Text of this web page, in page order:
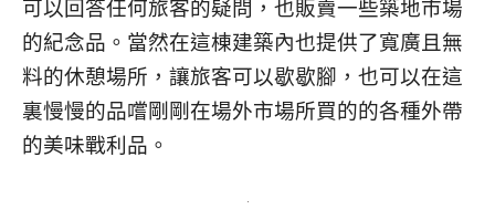
可以回答任何旅客的疑問，也販賣一些築地市場
的紀念品。當然在這棟建築內也提供了寬廣且無
料的休憩場所，讓旅客可以歇歇腳，也可以在這
裏慢慢的品嚐剛剛在場外市場所買的的各種外帶
的美味戰利品。